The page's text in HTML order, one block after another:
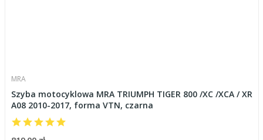
MRA
Szyba motocyklowa MRA TRIUMPH TIGER 800 /XC /XCA / XR
A08 2010-2017, forma VTN, czarna